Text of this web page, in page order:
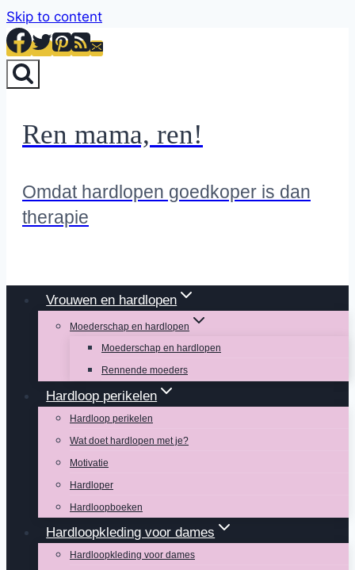
Skip to content
Ren mama, ren!
Omdat hardlopen goedkoper is dan
therapie
Vrouwen en hardlopen
Moederschap en hardlopen
Moederschap en hardlopen
Rennende moeders
Hardloop perikelen
Hardloop perikelen
Wat doet hardlopen met je?
Motivatie
Hardloper
Hardloopboeken
Hardloopkleding voor dames
Hardloopkleding voor dames